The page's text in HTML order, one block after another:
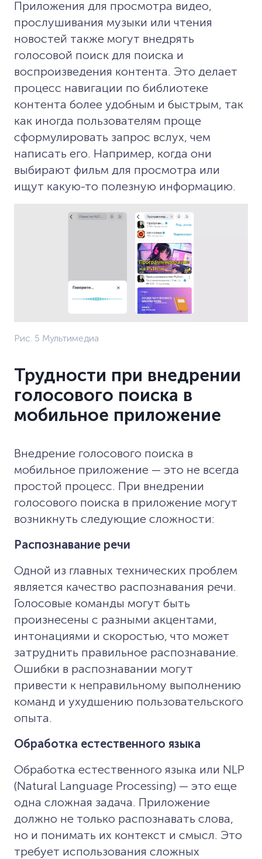
Приложения для просмотра видео,
прослушивания музыки или чтения
новостей также могут внедрять
голосовой поиск для поиска и
воспроизведения контента. Это делает
процесс навигации по библиотеке
контента более удобным и быстрым, так
как иногда пользователям проще
сформулировать запрос вслух, чем
написать его. Например, когда они
выбирают фильм для просмотра или
ищут какую-то полезную информацию.
Рис. 5 Мультимедиа
Трудности при внедрении
голосового поиска в
мобильное приложение
Внедрение голосового поиска в
мобильное приложение — это не всегда
простой процесс. При внедрении
голосового поиска в приложение могут
возникнуть следующие сложности:
Распознавание речи
Одной из главных технических проблем
является качество распознавания речи.
Голосовые команды могут быть
произнесены с разными акцентами,
интонациями и скоростью, что может
затруднить правильное распознавание.
Ошибки в распознавании могут
привести к неправильному выполнению
команд и ухудшению пользовательского
опыта.
Обработка естественного языка
Обработка естественного языка или NLP
(Natural Language Processing) — это еще
одна сложная задача. Приложение
должно не только распознавать слова,
но и понимать их контекст и смысл. Это
требует использования сложных